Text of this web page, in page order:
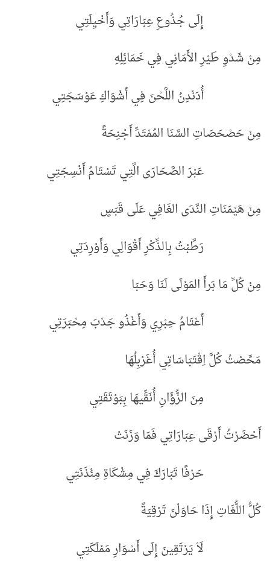
إِلَى جُذُوعِ عِبَارَاتِي وَأَخْيِلَتِي
مِنْ شَدْوِ طَيْرِ الأَمَانِي فِي خَمَائِلِهِ
أُدَنْدِنُ اللَّحْنَ فِي أَشْوَاكِ عَوْسَجَتِي
مِنْ حَصْحَصَاتِ السَّنَا المُمْتَدِّ أَجْنِحَةً
عَبْرَ الصَّحَارَى الَّتِي تَسْتَامُ أَنْسِجَتِي
مِنْ هَيْمَنَاتِ النَّدَى الغَافِي عَلَى قَبَسٍ
رَطَّبْتُ بِالذِّكْرِ أَقْوَالِي وَأَوْرِدَتِي
مِنْ كُلِّ مَا بَرأَ المَوْلَى لَنَا وَحَبَا
أَعْتَامُ حِبْرِي وَأَغْذُو جَدْبَ مِحْبَرَتِي
مَحَّصْتُ كُلَّ اِقْتَبَاسَاتِي أُغَرْبِلُهَا
مِنَ الزُّؤَانِ أُنَقِّيهَا بِبَوْتَقَتِي
أَحْضَرْتُ أَرْقَى عِبَارَاتِي فَمَا وَزَنَتْ
حَرْفًا تَبَارَكَ فِي مِشْكَاةِ مِئْذَنَتِي
كُلُّ اللُّغَاتِ إِذَا حَاوَلْنَ تَرْقِيَةً
لَاْ يَرْتَقِينَ إِلَى أَسْوَارِ مَمْلَكَتِي